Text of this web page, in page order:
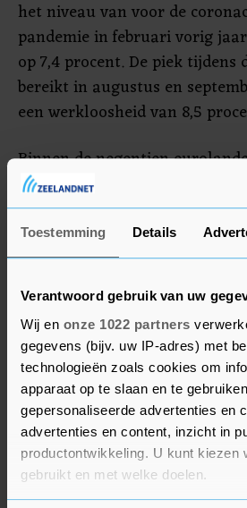
Toestemming Details
Verantwoord gebruik van uw
Wij en onze 1022 partners
gegevens (bijv. uw IP-adres) met
technologieën zoals cookies om
apparaat op te slaan en te
gepersonaliseerde advertenties en
advertenties en content, inzicht in
productontwikkeling. U kunt kiezen
gebruikt en met welke doelen.
het niveau van voor de
pandemie in februari vorig
op 7,4 procent. De piek tijdens
bereikt in augustus en
een werkloosheid van 8,5
Binnen de negentien
werkloosheid het hoogst in
Spanje, met meer dan 15
die erg hoog. In Nederland en
laagst met 3,3 procent.